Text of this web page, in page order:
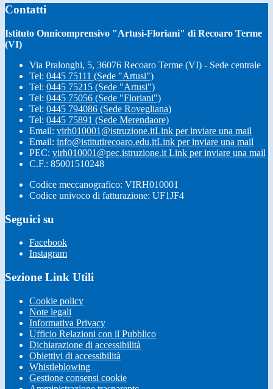
Contatti
Istituto Onnicomprensivo "Artusi-Floriani" di Recoaro Terme
(VI)
Via Pralonghi, 5, 36076 Recoaro Terme (VI) - Sede centrale
Tel: 0445 75111 (Sede "Artusi")
Tel: 0445 75215 (Sede "Artusi")
Tel: 0445 75056 (Sede "Floriani")
Tel: 0445 794086 (Sede Rovegliana)
Tel: 0445 75891 (Sede Merendaore)
Email: virh010001@istruzione.itLink per inviare una mail
Email: info@istitutirecoaro.edu.itLink per inviare una mail
PEC: virh010001@pec.istruzione.it Link per inviare una mail
C.F.: 85001510248
Codice meccanografico: VIRH010001
Codice univoco di fatturazione: UF1JF4
Seguici su
Facebook
Instagram
Sezione Link Utili
Cookie policy
Note legali
Informativa Privacy
Ufficio Relazioni con il Pubblico
Dichiarazione di accessibilità
Obiettivi di accessibilità
Whistleblowing
Gestione consensi cookie